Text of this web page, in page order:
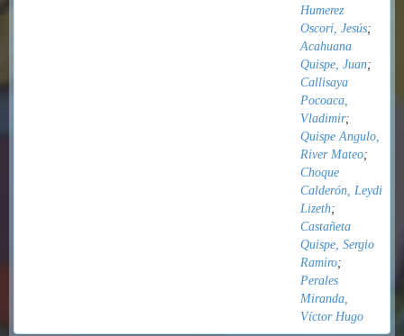
Humerez
Oscori, Jesús;
Acahuana
Quispe, Juan;
Callisaya
Pocoaca,
Vladimir;
Quispe Angulo,
River Mateo;
Choque
Calderón, Leydi
Lizeth;
Castañeta
Quispe, Sergio
Ramiro;
Perales
Miranda,
Víctor Hugo